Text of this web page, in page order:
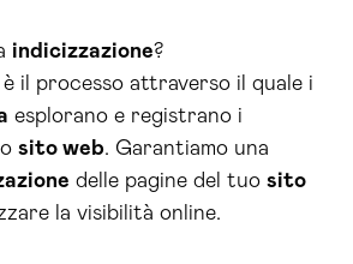
indicizzazione?
è il processo attraverso il quale i
esplorano e registrano i
sito web. Garantiamo una
delle pagine del tuo sito
la visibilità online.